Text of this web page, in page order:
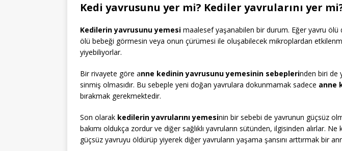
Kedi yavrusunu yer mi? Kediler yavrularını yer
Kedilerin yavrusunu yemesi maalesef yaşanabilen bir durum. Eğer yavru ölü
ölü bebeği görmesin veya onun çürümesi ile oluşabilecek mikroplardan
yiyebiliyorlar.
Bir rivayete göre anne kedinin yavrusunu yemesinin sebeplerinden biri de
sinmiş olmasıdır. Bu sebeple yeni doğan yavrulara dokunmamak sadece anne
bırakmak gerekmektedir.
Son olarak kedilerin yavrularını yemesinin bir sebebi de yavrunun güçsüz
bakımı oldukça zordur ve diğer sağlıklı yavruların sütünden, ilgisinden alırlar.
güçsüz yavruyu öldürüp yiyerek diğer yavruların yaşama şansını arttırmak bir